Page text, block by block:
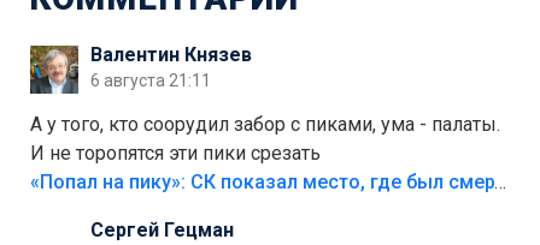
Валентин Князев
6 августа 21:11
А у того, кто соорудил забор с пиками, ума - палаты.
И не торопятся эти пики срезать
«Попал на пику»: СК показал место, где был смертельно травмирован ребенок в Тольятти
Сергей Гецман